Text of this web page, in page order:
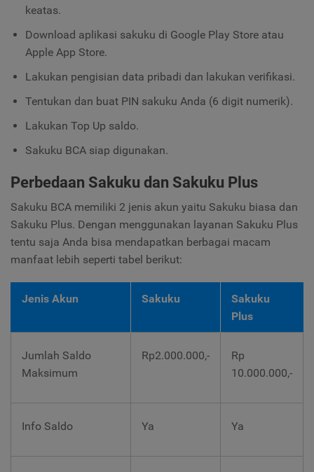
keatas.
Download aplikasi sakuku di Google Play Store atau
Apple App Store.
Lakukan pengisian data pribadi dan lakukan verifikasi.
Tentukan dan buat PIN sakuku Anda (6 digit numerik).
Lakukan Top Up saldo.
Sakuku BCA siap digunakan.
Perbedaan Sakuku dan Sakuku Plus
Sakuku BCA memiliki 2 jenis akun yaitu Sakuku biasa dan
Sakuku Plus. Dengan menggunakan layanan Sakuku Plus
tentu saja Anda bisa mendapatkan berbagai macam
manfaat lebih seperti tabel berikut:
Jenis Akun Sakuku
Sakuku
Plus
Jumlah Saldo
Maksimum
Rp2.000.000,-
Rp
10.000.000,-
Info Saldo Ya Ya